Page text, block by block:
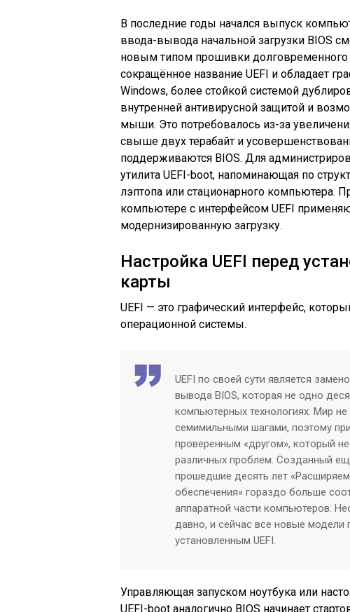
В последние годы начался выпуск
ввода-вывода начальной загрузки BIOS
новым типом прошивки долговременного
сокращённое название UEFI и обладает
Windows, более стойкой системой
внутренней антивирусной защитой и
мыши. Это потребовалось из-за
свыше двух терабайт и
поддерживаются BIOS. Для
утилита UEFI-boot, напоминающая по
лэптопа или стационарного компьютера.
компьютере с интерфейсом UEFI
модернизированную загрузку.
Настройка UEFI перед
карты
UEFI — это графический интерфейс,
операционной системы.
UEFI по своей сути является
вывода BIOS, которая не одно
компьютерных технологиях. Мир
семимильными шагами, поэтому
проверенным «другом», который
различных проблем. Созданный
прошедшие десять лет
обеспечения» гораздо больше
аппаратной части компьютеров.
давно, и сейчас все новые
установленным UEFI.
Управляющая запуском ноутбука или
UEFI-boot аналогично BIOS начинает